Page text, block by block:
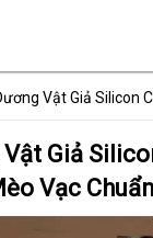
Dương Vật Giả
Vật Giả
Vạc